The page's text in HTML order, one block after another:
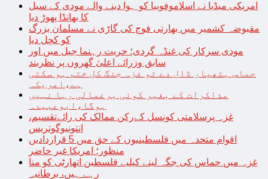
امریکی میڈیا نے اسلاموفوبیا کو ہوا دینے والے مودی کے سیل
کا بھانڈا پھوڑ دیا
مقبوضہ کشمیر میں بھارتی فوج کی گاڑی نے مسلمان بزرگ
کو کچل دیا
مودی سرکار کی غنڈہ گردی؛ حریت رہنما جیل میں اور
سابق وزرائے اعلیٰ گھروں پر نظربند
حماس ہتھیار ڈال دے تو غزہ جنگ کل ختم ہو سکتی
ہے،امریکہ
مذاکرات کے بغیر کوئی یرغمالی رہا نہیں
ہوگا،ابوعبیدہ
غزہ پرسلامتی کونسل کےرکن ممالک کی رائےتقسیم،
انتونیوگوتریس
اقوام متحدہ میں فلسطینیوں کے حق میں 5 قراردادیں
منظور؛ امریکا غیر حاضر
غزہ میں حماس کی جگہ لینے کیلیے فلسطین اتھارٹی کو منا
رہے ہیں، برطانیہ